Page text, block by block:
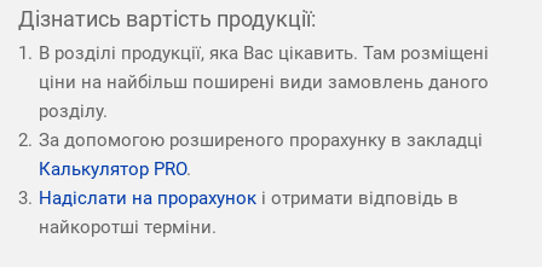
Дізнатись вартість продукції:
В розділі продукції, яка Вас цікавить. Там розміщені
ціни на найбільш поширені види замовлень даного
розділу.
За допомогою розширеного прорахунку в закладці
Калькулятор PRO.
Надіслати на прорахунок і отримати відповідь в
найкоротші терміни.